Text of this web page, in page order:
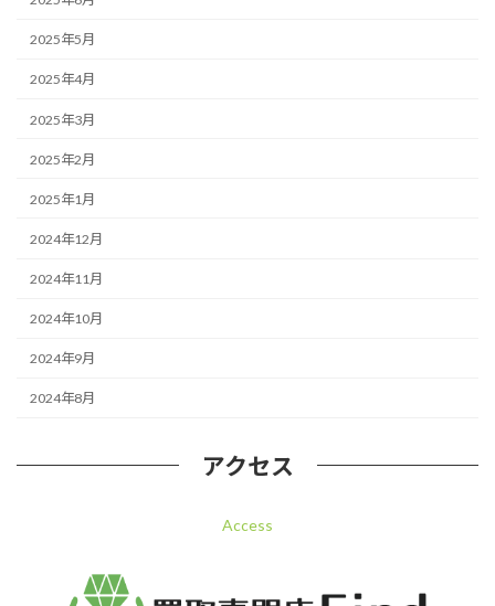
2025年5月
2025年4月
2025年3月
2025年2月
2025年1月
2024年12月
2024年11月
2024年10月
2024年9月
2024年8月
アクセス
Access